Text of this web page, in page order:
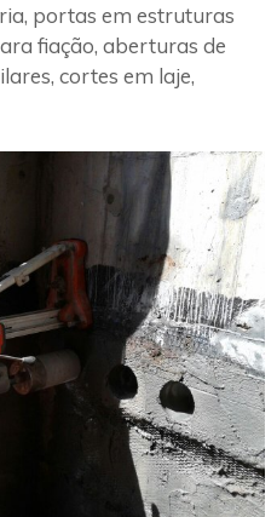
portas em estruturas
fiação, aberturas de
cortes em laje,